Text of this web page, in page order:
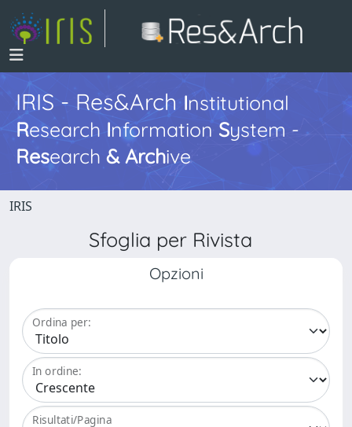
IRIS - Res&ArchInstitutional
Research InformationSystem -
Research & Archive
IRIS
Sfoglia per Rivista
Opzioni
Ordina per:
In ordine:
Risultati/Pagina